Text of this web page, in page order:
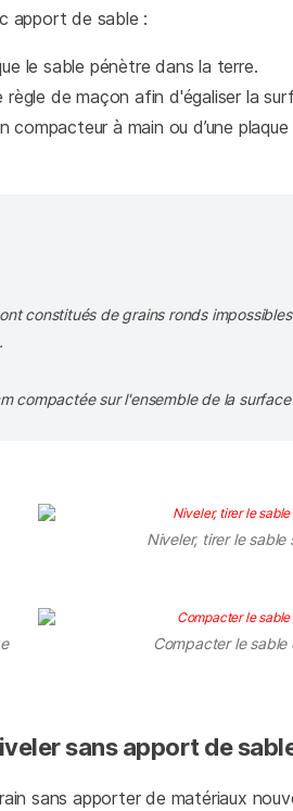
apport de sable :
le sable pénètre dans la terre.
de maçon afin d'égaliser la
compacteur à main ou d’une
constitués de grains ronds
compactée sur l'ensemble de la
Niveler, tirer le sable
Compacter le sable
sans apport de
sans apporter de matériaux